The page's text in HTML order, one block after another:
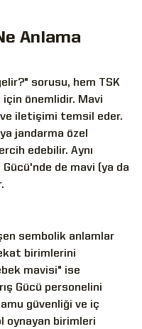
Anlama
sorusu, hem TSK
için önemlidir. Mavi
ve iletişimi temsil eder.
jandarma özel
edebilir. Aynı
de mavi (ya da
sembolik anlamlar
birimlerini
mavisi" ise
Gücü personelini
güvenliği ve iç
oynayan birimleri